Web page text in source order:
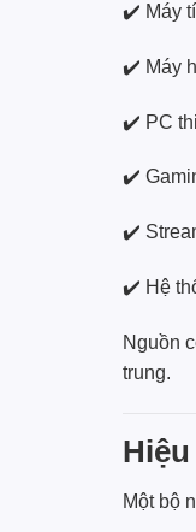
✔️ Máy
✔️ Máy
✔️ PC
✔️
✔️
✔️ Hệ
Nguồn
trung.
Một bộ